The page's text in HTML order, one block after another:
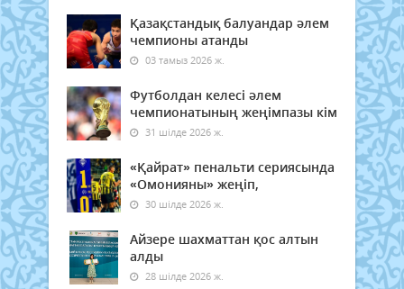
Қазақстандық балуандар әлем
чемпионы атанды
03 тамыз 2026 ж.
Футболдан келесі әлем
чемпионатының жеңімпазы кім
31 шілде 2026 ж.
«Қайрат» пенальти сериясында
«Омонияны» жеңіп,
30 шілде 2026 ж.
Айзере шахматтан қос алтын
алды
28 шілде 2026 ж.